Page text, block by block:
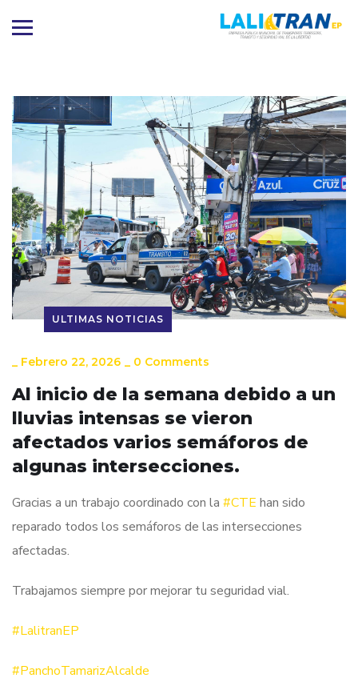
ULTIMAS NOTICIAS
_ Febrero 22, 2026 _ 0 Comments
Al inicio de la semana debido a un
lluvias intensas se vieron
afectados varios semáforos de
algunas intersecciones.
Gracias a un trabajo coordinado con la #CTE han sido
reparado todos los semáforos de las intersecciones
afectadas.
Trabajamos siempre por mejorar tu seguridad vial.
#LalitranEP
#PanchoTamarizAlcalde